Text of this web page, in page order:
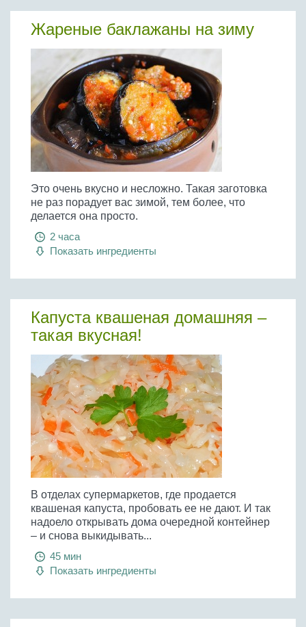
Яйца
Крупы
Жареные баклажаны на зиму
Это очень вкусно и несложно. Такая заготовка
не раз порадует вас зимой, тем более, что
делается она просто.
2 часа
Показать ингредиенты
Капуста квашеная домашняя –
такая вкусная!
В отделах супермаркетов, где продается
квашеная капуста, пробовать ее не дают. И так
надоело открывать дома очередной контейнер
– и снова выкидывать...
45 мин
Показать ингредиенты